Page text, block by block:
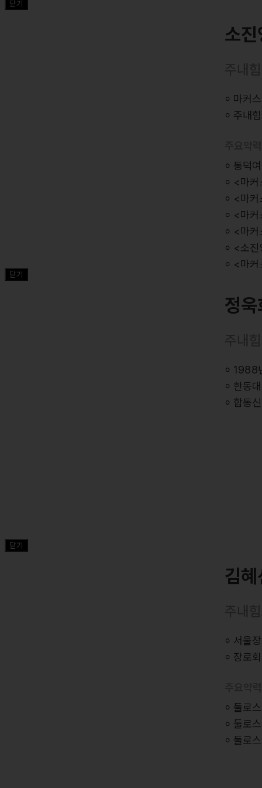
닫기
소
⸰ 마커
⸰ 주내
⸰ 동덕
⸰ <마커
⸰ <마커
⸰ <마
⸰ <마커
⸰ <소진
⸰ <마
주요곡
<주 예
닫기
정
⸰ 1988
⸰ 한동
⸰ 합동
닫기
김
⸰ 서울
⸰ 장로
⸰ 둘로
⸰ 둘로
⸰ 둘로